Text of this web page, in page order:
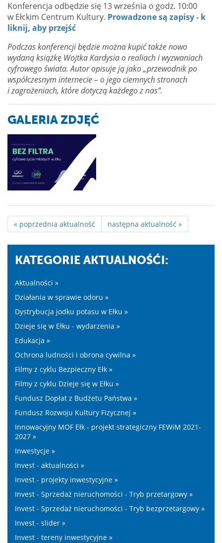
Konferencja odbędzie się 13 września o godz. 10:00
w Ełckim Centrum Kultury. Prowadzone są zapisy - k
liknij, aby przejść
Podczas konferencji będzie można kupić także nowo
wydaną książkę Wojtka Kardysia o realiach i wyzwaniach
cyfrowego świata. Autor opisuje ją jako „przewodnik po
współczesnym internecie – o jego ciemnych stronach
i zagrożeniach, które dotyczą każdego z nas”.
GALERIA ZDJĘĆ
« poprzednia aktualność następna aktualność »
KATEGORIE AKTUALNOŚĆI:
Aktualności »
Działania w sprawie odoru »
Dystrybucja jodku potasu w Ełku »
Dzieje się w Ełku - wydarzenia »
Edukacja »
Ochrona ludności i obrona cywilna »
Filmy z cyklu Bezpieczny Ełk »
Filmy z cyklu Dzieje się w Ełku »
Fundusz Dopłat z Budżetu Państwa »
Fundusz Rozwoju Kultury Fizycznej »
Innowacyjny MOF Ełk - projekt strategiczny FEWiM 2021-
2027 »
Inwestycje »
Invest - aktualności »
Invest - projekty inwestycyjne »
Invest - Sprzedaż nieruchomości - Tryb przetargowy »
Invest - Sprzedaż nieruchomości - Tryb bezprzetargowy »
Invest - slider »
Invest - tereny inwestycyjne »